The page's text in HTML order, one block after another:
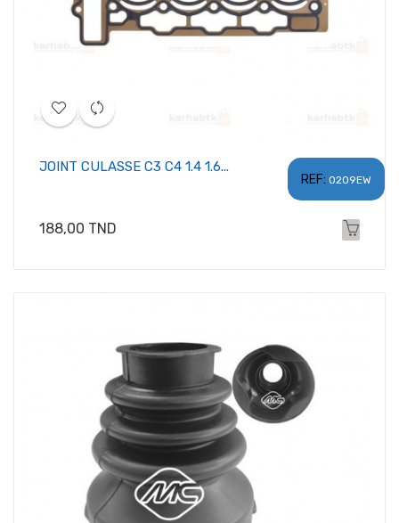
REF: 0209EW
JOINT CULASSE C3 C4 1.4 1.6...
Prix
188,00 TND